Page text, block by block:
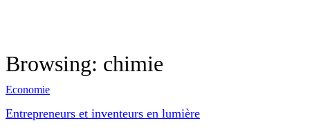
Browsing: chimie
Economie
Entrepreneurs et inventeurs en lumière